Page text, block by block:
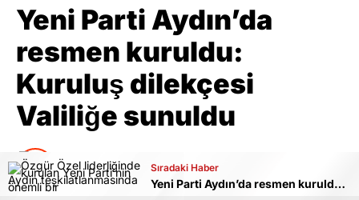
Sıradaki Haber
Cumhuriyet Mahallesi değişiyor, Söke modern görünüme kavuşuyor
Sıradaki Haber
Yeni Parti Aydın’da resmen kuruldu: Kuruluş dilekçesi Valiliğe sunuldu
Yeni Parti Aydın’da
resmen kuruldu:
Kuruluş dilekçesi
Valiliğe sunuldu
İhbar Aydın